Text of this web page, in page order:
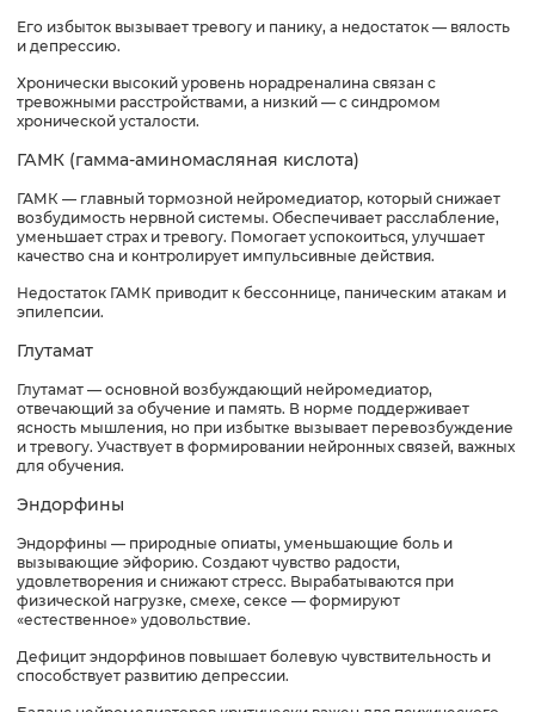
Его избыток вызывает тревогу и панику, а недостаток — вялость
и депрессию.
Хронически высокий уровень норадреналина связан с
тревожными расстройствами, а низкий — с синдромом
хронической усталости.
ГАМК (гамма-аминомасляная кислота)
ГАМК — главный тормозной нейромедиатор, который снижает
возбудимость нервной системы. Обеспечивает расслабление,
уменьшает страх и тревогу. Помогает успокоиться, улучшает
качество сна и контролирует импульсивные действия.
Недостаток ГАМК приводит к бессоннице, паническим атакам и
эпилепсии.
Глутамат
Глутамат — основной возбуждающий нейромедиатор,
отвечающий за обучение и память. В норме поддерживает
ясность мышления, но при избытке вызывает перевозбуждение
и тревогу. Участвует в формировании нейронных связей, важных
для обучения.
Эндорфины
Эндорфины — природные опиаты, уменьшающие боль и
вызывающие эйфорию. Создают чувство радости,
удовлетворения и снижают стресс. Вырабатываются при
физической нагрузке, смехе, сексе — формируют
«естественное» удовольствие.
Дефицит эндорфинов повышает болевую чувствительность и
способствует развитию депрессии.